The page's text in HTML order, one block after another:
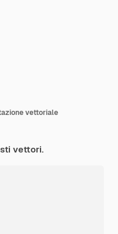
vettoriale
vettori.